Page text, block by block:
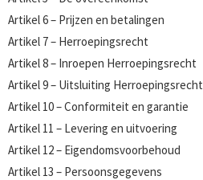
Artikel 6 – Prijzen en betalingen
Artikel 7 – Herroepingsrecht
Artikel 8 – Inroepen Herroepingsrecht
Artikel 9 – Uitsluiting Herroepingsrecht
Artikel 10 – Conformiteit en garantie
Artikel 11 – Levering en uitvoering
Artikel 12 – Eigendomsvoorbehoud
Artikel 13 – Persoonsgegevens